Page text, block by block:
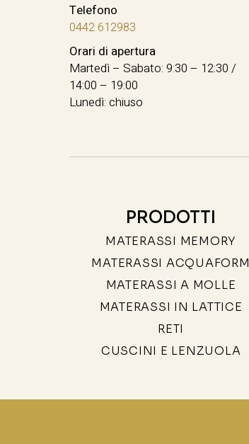
Telefono
0442 612983
Orari di apertura
Martedì – Sabato: 9:30 – 12:30 /
14:00 – 19:00
Lunedì: chiuso
PRODOTTI
MATERASSI MEMORY
MATERASSI ACQUAFORM
MATERASSI A MOLLE
MATERASSI IN LATTICE
RETI
CUSCINI E LENZUOLA